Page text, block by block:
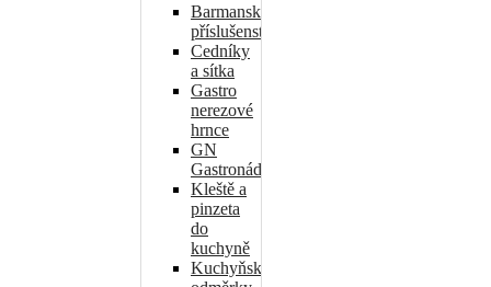
Barmanské
příslušenství
Cedníky
a sítka
Gastro
nerezové
hrnce
GN
Gastronádoby
Kleště a
pinzeta
do
kuchyně
Kuchyňské